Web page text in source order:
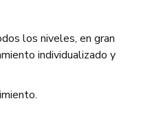
los niveles, en gran
individualizado y